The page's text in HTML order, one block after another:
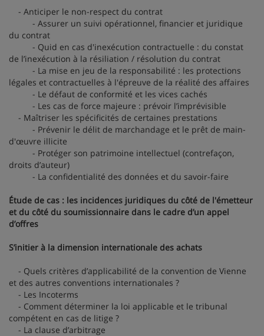
- Anticiper le non-respect du contrat
- Assurer un suivi opérationnel, financier et juridique
du contrat
- Quid en cas d'inexécution contractuelle : du constat
de l’inexécution à la résiliation / résolution du contrat
- La mise en jeu de la responsabilité : les protections
légales et contractuelles à l'épreuve de la réalité des affaires
- Le défaut de conformité et les vices cachés
- Les cas de force majeure : prévoir l’imprévisible
- Maîtriser les spécificités de certaines prestations
- Prévenir le délit de marchandage et le prêt de main-
d'œuvre illicite
- Protéger son patrimoine intellectuel (contrefaçon,
droits d’auteur)
- La confidentialité des données et du savoir-faire
Étude de cas : les incidences juridiques du côté de l'émetteur
et du côté du soumissionnaire dans le cadre d’un appel
d’offres
S’initier à la dimension internationale des achats
- Quels critères d’applicabilité de la convention de Vienne
et des autres conventions internationales ?
- Les Incoterms
- Comment déterminer la loi applicable et le tribunal
compétent en cas de litige ?
- La clause d’arbitrage